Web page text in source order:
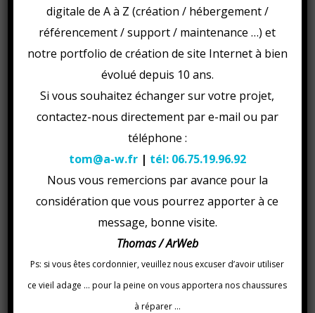
1
Prendre la direction ouest sur Rue du
Marchix/D795 vers Place Duclos
Prendre à droite sur Pl. Duclos/D795
Continuer de suivre D795
Au rond-point, prendre la 3e sortie sur Pl. du
Général Leclerc
à droite et devient Rue Capitaine Hesry
6
Au rond-point, prendre la 1ère sortie sur
Route de Ploubalay/D2 Continuer de suivre
D2 Traverser le rond-point
digitale de A à Z (création / hébergement /
référencement / support / maintenance …) et
notre portfolio de création de site Internet à bien
évolué depuis 10 ans.
Si vous souhaitez échanger sur votre projet,
contactez-nous directement par e-mail ou par
téléphone :
tom@a-w.fr| tél: 06.75.19.96.92
Nous vous remercions par avance pour la
considération que vous pourrez apporter à ce
message, bonne visite.
Thomas / ArWeb
Ps: si vous êtes cordonnier, veuillez nous excuser d’avoir utiliser
ce vieil adage … pour la peine on vous apportera nos chaussures
à réparer …